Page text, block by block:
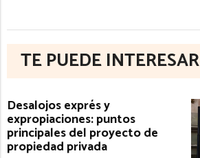
TE PUEDE INTERESAR
Desalojos exprés y
expropiaciones: puntos
principales del proyecto de
propiedad privada